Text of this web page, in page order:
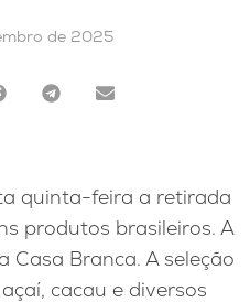
de 2025
quinta-feira a retirada
produtos brasileiros. A
Casa Branca. A seleção
cacau e diversos